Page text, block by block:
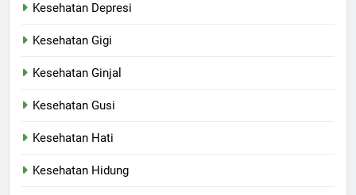
Kesehatan Depresi
Kesehatan Gigi
Kesehatan Ginjal
Kesehatan Gusi
Kesehatan Hati
Kesehatan Hidung